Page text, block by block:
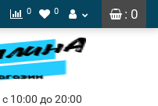
: 0
0 0
10:00 до 20:00